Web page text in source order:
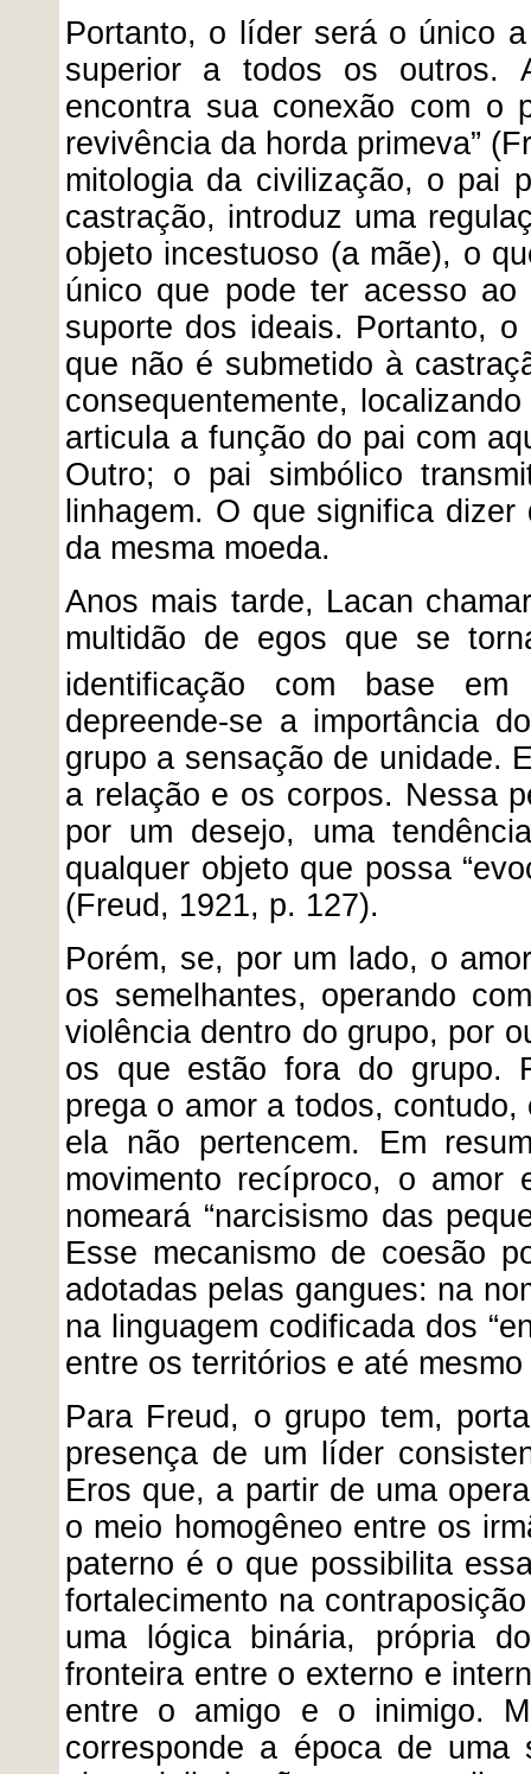
Portanto, o líder será o único
superior a todos os outros.
encontra sua conexão com o
revivência da horda primeva”
mitologia da civilização, o pai
castração, introduz uma
objeto incestuoso (a mãe), o
único que pode ter acesso
suporte dos ideais. Portanto, o
que não é submetido à
consequentemente,
articula a função do pai com
Outro; o pai simbólico
linhagem. O que significa
da mesma moeda.
Anos mais tarde, Lacan
multidão de egos que se
identificação com base
depreende-se a importância
grupo a sensação de unidade.
a relação e os corpos. Nessa
por um desejo, uma
qualquer objeto que possa
(Freud, 1921, p. 127).
Porém, se, por um lado, o
os semelhantes, operando
violência dentro do grupo, por
os que estão fora do grupo.
prega o amor a todos,
ela não pertencem. Em
movimento recíproco, o
nomeará “narcisismo das
Esse mecanismo de coesão
adotadas pelas gangues: na
na linguagem codificada dos
entre os territórios e até
Para Freud, o grupo tem,
presença de um líder
Eros que, a partir de uma
o meio homogêneo entre os
paterno é o que possibilita
fortalecimento na
uma lógica binária, própria
fronteira entre o externo e
entre o amigo e o inimigo.
corresponde a época de uma